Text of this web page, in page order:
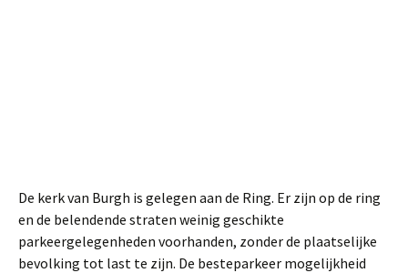
De kerk van Burgh is gelegen aan de Ring. Er zijn op de ring
en de belendende straten weinig geschikte
parkeergelegenheden voorhanden, zonder de plaatselijke
bevolking tot last te zijn. De besteparkeer mogelijkheid